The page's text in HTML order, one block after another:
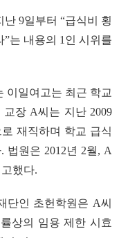
9일부터 “급식비 횡
는 내용의 1인 시위를
이일여고는 최근 학교
장 A씨는 지난 2009
재직하며 학교 급식
법원은 2012년 2월, A
했다.
단인 초헌학원은 A씨
상의 임용 제한 시효